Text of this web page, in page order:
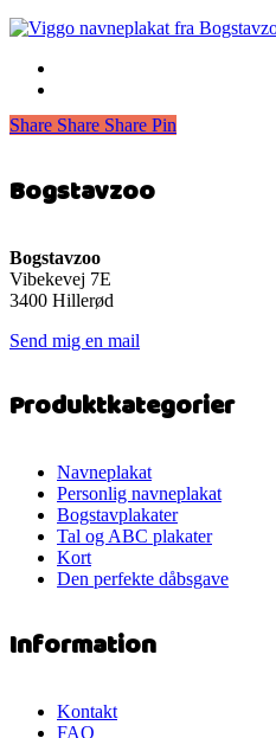
Share
Share Share Share Pin
Bogstavzoo
Bogstavzoo
Vibekevej 7E
3400 Hillerød
Send mig en mail
Produktkategorier
Navneplakat
Personlig navneplakat
Bogstavplakater
Tal og ABC plakater
Kort
Den perfekte dåbsgave
Information
Kontakt
FAQ